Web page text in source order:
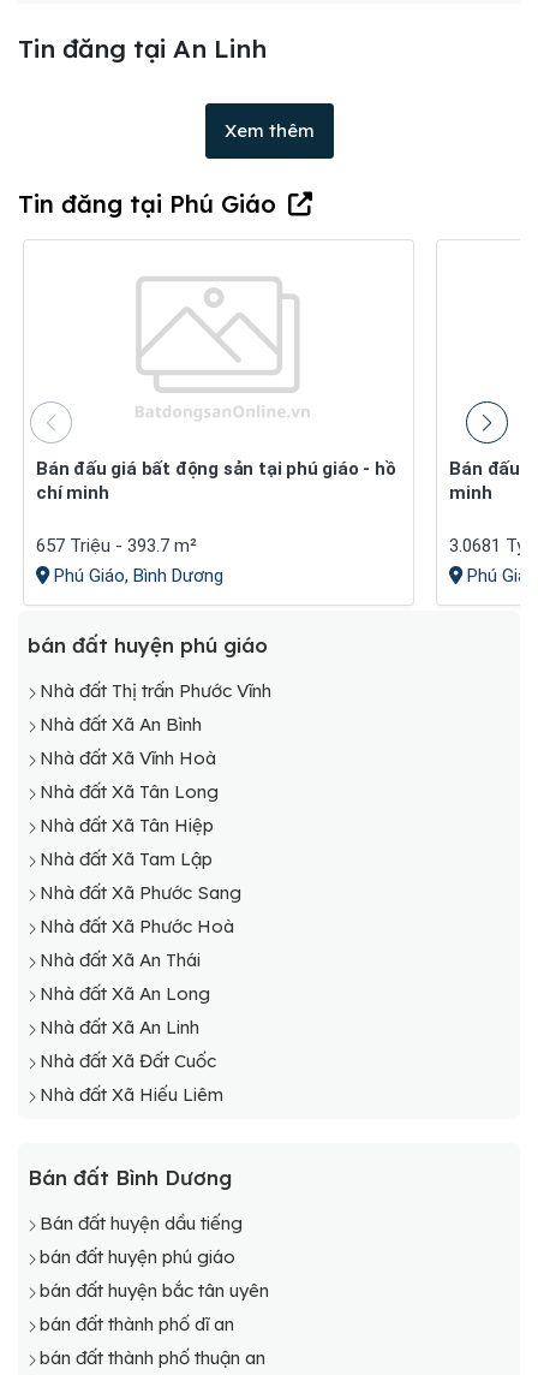
Tin đăng tại An Linh
Xem thêm
Tin đăng tại Phú Giáo
Bán đấu giá bất động sản tại phú giáo - hồ
chí minh
657 Triệu - 393.7 m²
Phú Giáo, Bình Dương
Bán đấu giá bđs tại xã an long, tp, hồ chí
minh
3.0681 Tỷ
Phú
bán đất huyện phú giáo
Nhà đất Thị trấn Phước Vĩnh
Nhà đất Xã An Bình
Nhà đất Xã Vĩnh Hoà
Nhà đất Xã Tân Long
Nhà đất Xã Tân Hiệp
Nhà đất Xã Tam Lập
Nhà đất Xã Phước Sang
Nhà đất Xã Phước Hoà
Nhà đất Xã An Thái
Nhà đất Xã An Long
Nhà đất Xã An Linh
Nhà đất Xã Đất Cuốc
Nhà đất Xã Hiếu Liêm
Bán đất Bình Dương
Bán đất huyện dầu tiếng
bán đất huyện phú giáo
bán đất huyện bắc tân uyên
bán đất thành phố dĩ an
bán đất thành phố thuận an